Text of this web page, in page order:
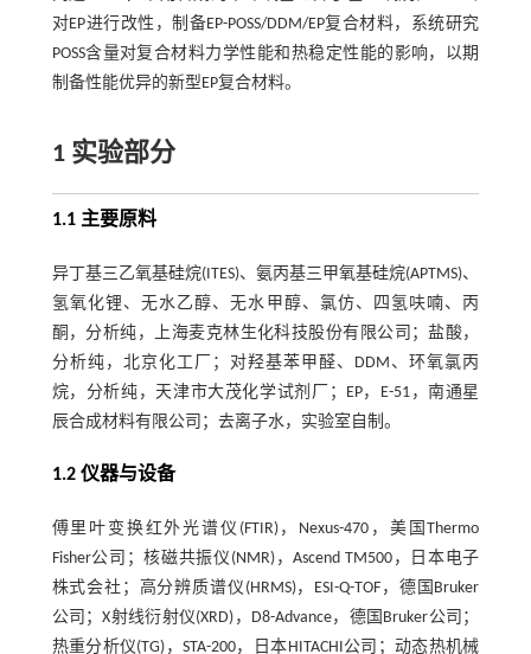
对EP进行改性，制备EP-POSS/DDM/EP复合材料，系统研究
POSS含量对复合材料力学性能和热稳定性能的影响，以期
制备性能优异的新型EP复合材料。
1 实验部分
1.1 主要原料
异丁基三乙氧基硅烷(ITES)、氨丙基三甲氧基硅烷(APTMS)、
氢氧化锂、无水乙醇、无水甲醇、氯仿、四氢呋喃、丙
酮，分析纯，上海麦克林生化科技股份有限公司；盐酸，
分析纯，北京化工厂；对羟基苯甲醛、DDM、环氧氯丙
烷，分析纯，天津市大茂化学试剂厂；EP，E-51，南通星
辰合成材料有限公司；去离子水，实验室自制。
1.2 仪器与设备
傅里叶变换红外光谱仪(FTIR)，Nexus-470，美国Thermo
Fisher公司；核磁共振仪(NMR)，Ascend TM500，日本电子
株式会社；高分辨质谱仪(HRMS)，ESI-Q-TOF，德国Bruker
公司；X射线衍射仪(XRD)，D8-Advance，德国Bruker公司；
热重分析仪(TG)，STA-200，日本HITACHI公司；动态热机械